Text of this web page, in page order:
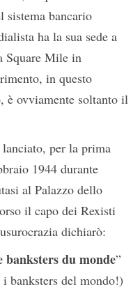
sistema bancario
ha la sua sede a
Square Mile in
in questo
è ovviamente soltanto il
per la prima
1944 durante
al Palazzo dello
il capo dei Rexisti
dichiarò:
banksters du monde”
banksters del mondo!)